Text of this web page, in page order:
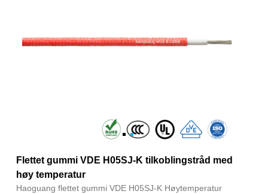
Flettet gummi VDE H05SJ-K tilkoblingstråd med
høy temperatur
Haoguang flettet gummi VDE H05SJ-K Høytemperatur